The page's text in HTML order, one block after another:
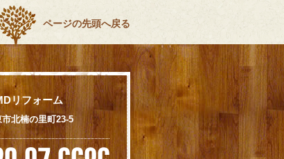
ページの先頭へ戻る
リフォーム
北楠の里町23-5